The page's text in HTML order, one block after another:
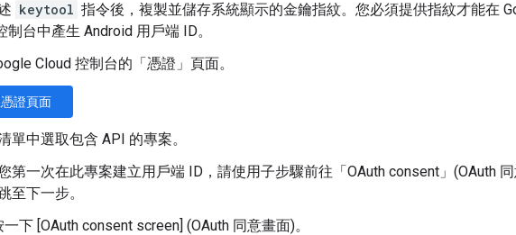
keytool 指令後，複製並儲存系統顯示的金鑰指紋。您必須提供指紋才能在
制台中產生 Android 用戶端 ID。
Cloud 控制台的「憑證」 頁面。
證頁面
單中選取包含 API 的專案。
第一次在此專案建立用戶端 ID，請使用子步驟前往「OAuth consent」(OAuth
至下一步。
一下 [OAuth consent screen] (OAuth 同意畫面)。